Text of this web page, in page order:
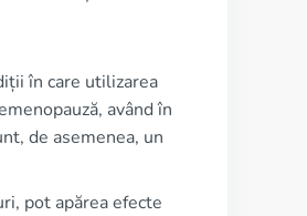
în care utilizarea
având în
de asemenea, un
pot apărea efecte